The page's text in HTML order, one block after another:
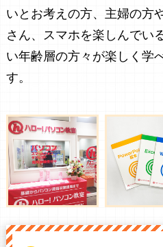
いとお考えの方、主婦の方
さん、スマホを楽しんでい
い年齢層の方々が楽しく学
す。